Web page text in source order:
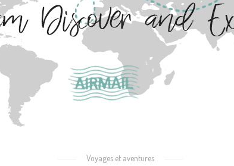
Voyages et aventures